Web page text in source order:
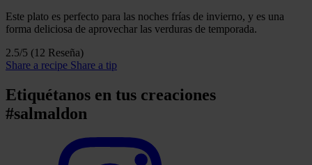
Este plato es perfecto para las noches frías de invierno, y es una
forma deliciosa de aprovechar las verduras de temporada.
2.5/5 (12 Reseña)
Share a recipe Share a tip
Etiquétanos en tus creaciones
#salmaldon